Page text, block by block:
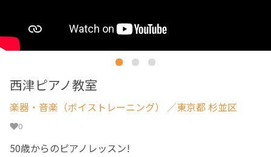
西津ピアノ教室
楽器・音楽（ボイストレーニング） ／東京都 杉並区
0
50歳からのピアノレッスン!